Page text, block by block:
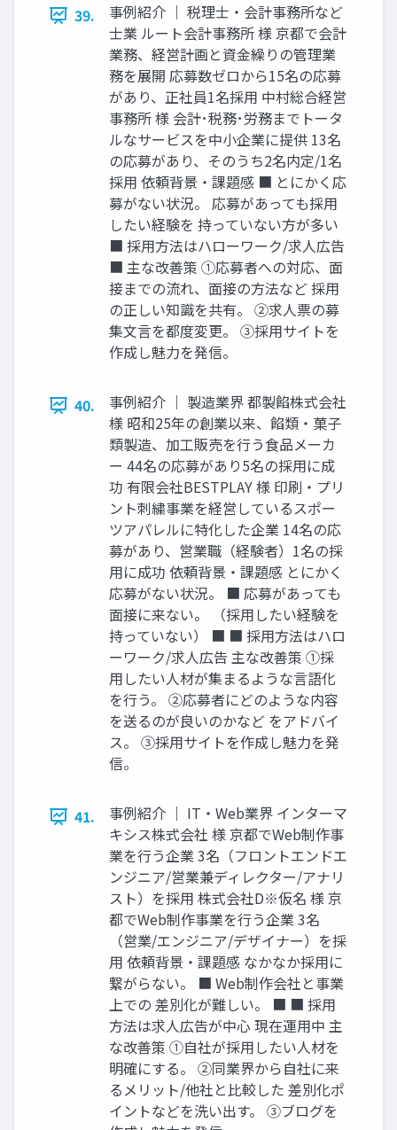
39.
事例紹介 ｜ 税理⼠‧会計事務所など
⼠業 ルート会計事務所 様 京都で会計
業務、経営計画と資⾦繰りの管理業
務を展開 応募数ゼロから15名の応募
があり、正社員1名採⽤ 中村総合経営
事務所 様 会計･税務･労務までトータ
ルなサービスを中⼩企業に提供 13名
の応募があり、そのうち2名内定/1名
採⽤ 依頼背景‧課題感 ■ とにかく応
募がない状況。 応募があっても採⽤
したい経験を 持っていない⽅が多い
■ 採⽤⽅法はハローワーク/求⼈広告
■ 主な改善策 ①応募者への対応、⾯
接までの流れ、⾯接の⽅法など 採⽤
の正しい知識を共有。 ②求⼈票の募
集⽂⾔を都度変更。 ③採⽤サイトを
作成し魅⼒を発信。
40.
事例紹介 ｜ 製造業界 都製餡株式会社
様 昭和25年の創業以来、餡類‧菓⼦
類製造、加⼯販売を⾏う⾷品メーカ
ー 44名の応募があり5名の採⽤に成
功 有限会社BESTPLAY 様 印刷‧プリ
ント刺繍事業を経営しているスポー
ツアパレルに特化した企業 14名の応
募があり、営業職（経験者）1名の採
⽤に成功 依頼背景‧課題感 とにかく
応募がない状況。 ■ 応募があっても
⾯接に来ない。 （採⽤したい経験を
持っていない） ■ ■ 採⽤⽅法はハロ
ーワーク/求⼈広告 主な改善策 ①採
⽤したい⼈材が集まるような⾔語化
を⾏う。 ②応募者にどのような内容
を送るのが良いのかなど をアドバイ
ス。 ③採⽤サイトを作成し魅⼒を発
信。
41.
事例紹介 ｜ IT‧Web業界 インターマ
キシス株式会社 様 京都でWeb制作事
業を⾏う企業 3名（フロントエンドエ
ンジニア/営業兼ディレクター/アナリ
スト）を採⽤ 株式会社D※仮名 様 京
都でWeb制作事業を⾏う企業 3名
（営業/エンジニア/デザイナー）を採
⽤ 依頼背景‧課題感 なかなか採⽤に
繋がらない。 ■ Web制作会社と事業
上での 差別化が難しい。 ■ ■ 採⽤
⽅法は求⼈広告が中⼼ 現在運⽤中 主
な改善策 ①⾃社が採⽤したい⼈材を
明確にする。 ②同業界から⾃社に来
るメリット/他社と⽐較した 差別化ポ
イントなどを洗い出す。 ③ブログを